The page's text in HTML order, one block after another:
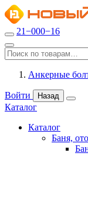
21−000−16
Анкерные
Войти Назад
Каталог
Каталог
Баня,